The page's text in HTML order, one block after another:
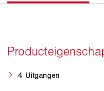
4 Uitgangen